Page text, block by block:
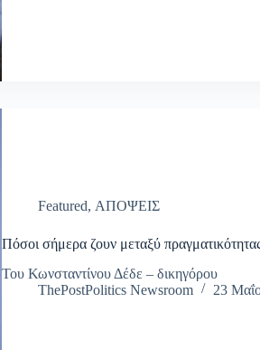
Featured, ΑΠΟΨΕΙΣ
Πόσοι σήμερα ζουν μεταξύ
Του Κωνσταντίνου Δέδε – δικηγόρου
ThePostPolitics Newsroom
23